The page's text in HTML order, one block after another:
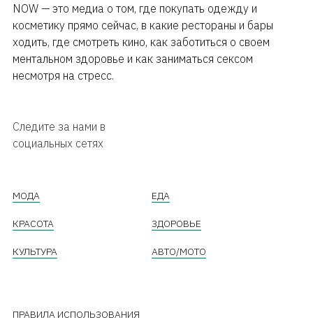
NOW — это медиа о том, где покупать одежду и
косметику прямо сейчас, в какие рестораны и бары
ходить, где смотреть кино, как заботиться о своем
ментальном здоровье и как заниматься сексом
несмотря на стресс.
Следите за нами в
социальных сетях
МОДА
КРАСОТА
КУЛЬТУРА
ЕДА
ЗДОРОВЬЕ
АВТО/МОТО
ПРАВИЛА ИСПОЛЬЗОВАНИЯ